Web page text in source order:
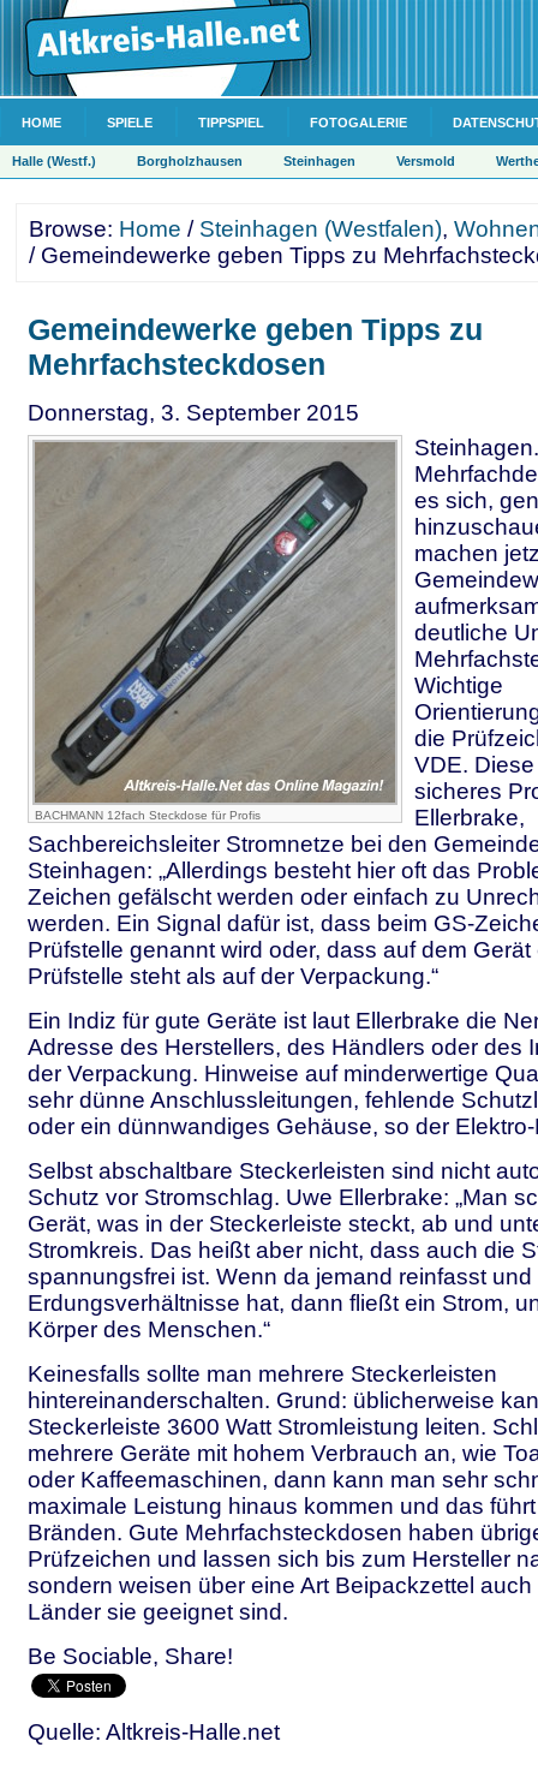
HOME SPIELE TIPPSPIEL FOTOGALERIE
Halle (Westf.) Borgholzhausen Steinhagen Versmold
Browse: Home / Steinhagen (Westfalen),
/ Gemeindewerke geben Tipps zu
Gemeindewerke geben Tipps zu
Mehrfachsteckdosen
Donnerstag, 3. September 2015
BACHMANN 12fach Steckdose für Profis
es sich,
machen
deutliche
Wichtige
die
VDE.
sicheres
Ellerbrake,
Sachbereichsleiter Stromnetze bei den
Steinhagen: „Allerdings besteht hier oft das
Zeichen gefälscht werden oder einfach zu
werden. Ein Signal dafür ist, dass beim GS-
Prüfstelle genannt wird oder, dass auf dem
Prüfstelle steht als auf der Verpackung.“
Ein Indiz für gute Geräte ist laut Ellerbrake die
Adresse des Herstellers, des Händlers oder des
der Verpackung. Hinweise auf minderwertige
sehr dünne Anschlussleitungen, fehlende
oder ein dünnwandiges Gehäuse, so der
Selbst abschaltbare Steckerleisten sind nicht
Schutz vor Stromschlag. Uwe Ellerbrake: „Man
Gerät, was in der Steckerleiste steckt, ab und
Stromkreis. Das heißt aber nicht, dass auch die
spannungsfrei ist. Wenn da jemand reinfasst
Erdungsverhältnisse hat, dann fließt ein Strom,
Körper des Menschen.“
Keinesfalls sollte man mehrere Steckerleisten
hintereinanderschalten. Grund: üblicherweise
Steckerleiste 3600 Watt Stromleistung leiten.
mehrere Geräte mit hohem Verbrauch an, wie
oder Kaffeemaschinen, dann kann man sehr
maximale Leistung hinaus kommen und das
Bränden. Gute Mehrfachsteckdosen haben
Prüfzeichen und lassen sich bis zum Hersteller
sondern weisen über eine Art Beipackzettel
Länder sie geeignet sind.
Be Sociable, Share!
Quelle: Altkreis-Halle.net